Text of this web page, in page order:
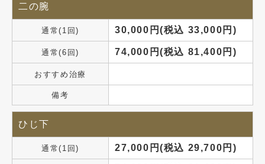
二の腕
通常(1回) 30,000円(税込 33,000円)
通常(6回) 74,000円(税込 81,400円)
おすすめ治療
備考
ひじ下
通常(1回) 27,000円(税込 29,700円)